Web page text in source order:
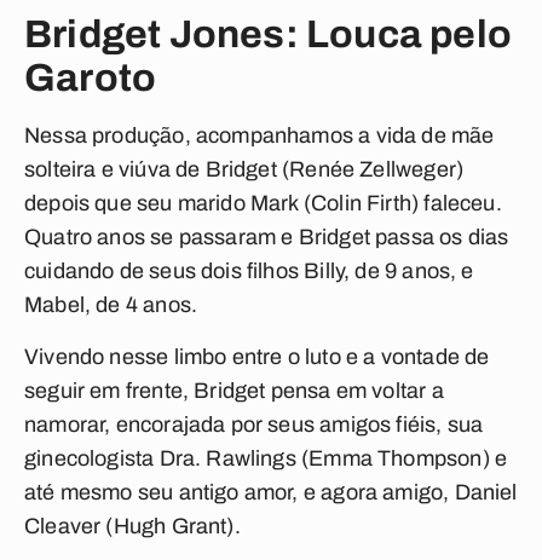
Bridget Jones: Louca pelo
Garoto
Nessa produção, acompanhamos a vida de mãe
solteira e viúva de Bridget (Renée Zellweger)
depois que seu marido Mark (Colin Firth) faleceu.
Quatro anos se passaram e Bridget passa os dias
cuidando de seus dois filhos Billy, de 9 anos, e
Mabel, de 4 anos.
Vivendo nesse limbo entre o luto e a vontade de
seguir em frente, Bridget pensa em voltar a
namorar, encorajada por seus amigos fiéis, sua
ginecologista Dra. Rawlings (Emma Thompson) e
até mesmo seu antigo amor, e agora amigo, Daniel
Cleaver (Hugh Grant).